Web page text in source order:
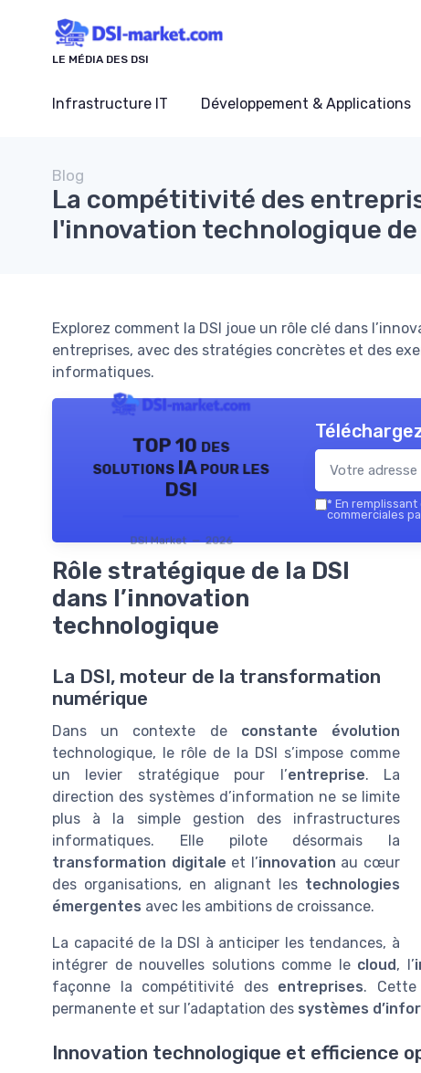
LE MÉDIA DES DSI
Infrastructure IT Développement & Applications
Blog
La compétitivité des
l'innovation technologique de
Explorez comment la DSI joue un rôle clé dans
entreprises, avec des stratégies concrètes et des
informatiques.
TOP 10 des
solutions IA pour les
DSI
DSI Market — 2026
* En remplissant
commerciales
Rôle stratégique de la DSI
dans l’innovation
technologique
La DSI, moteur de la transformation
numérique
Dans un contexte de constante évolution
technologique, le rôle de la DSI s’impose comme
un levier stratégique pour l’entreprise. La
direction des systèmes d’information ne se limite
plus à la simple gestion des infrastructures
informatiques. Elle pilote désormais la
transformation digitale et l’innovation au cœur
des organisations, en alignant les technologies
émergentes avec les ambitions de croissance.
La capacité de la DSI à anticiper les tendances, à
intégrer de nouvelles solutions comme le cloud , l’
façonne la compétitivité des entreprises. Cette
permanente et sur l’adaptation des systèmes
Innovation technologique et efficience